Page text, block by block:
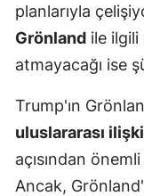
planlarıyla
Grönland ile ilgili
atmayacağı ise
Trump'ın
uluslararası
açısından
Ancak,